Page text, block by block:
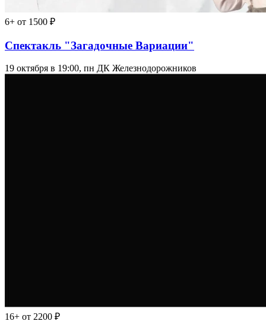
6+ от 1500 ₽
Спектакль "Загадочные Вариации"
19 октября в 19:00, пн ДК Железнодорожников
16+ от 2200 ₽